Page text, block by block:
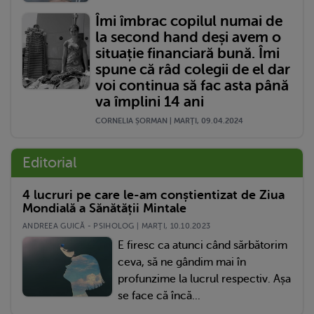
Îmi îmbrac copilul numai de
la second hand deși avem o
situație financiară bună. Îmi
spune că râd colegii de el dar
voi continua să fac asta până
va împlini 14 ani
CORNELIA ȘORMAN | MARŢI, 09.04.2024
Editorial
4 lucruri pe care le-am conștientizat de Ziua
Mondială a Sănătății Mintale
ANDREEA GUICĂ - PSIHOLOG | MARŢI, 10.10.2023
E firesc ca atunci când sărbătorim
ceva, să ne gândim mai în
profunzime la lucrul respectiv. Așa
se face că încă...